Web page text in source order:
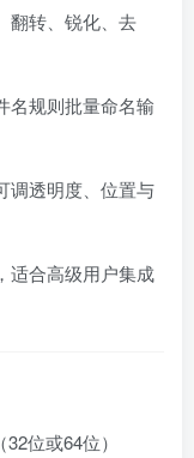
翻转、锐化、去
名规则批量命名输
调透明度、位置与
适合高级用户集成
位或64位）